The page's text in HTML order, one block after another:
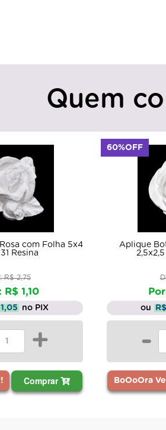
Quem
com Folha 5x4
Resina
R$ 2,75
R$ 1,10
no PIX
+
Comprar
Aplique
ou
-
BoOoOra
60%OFF